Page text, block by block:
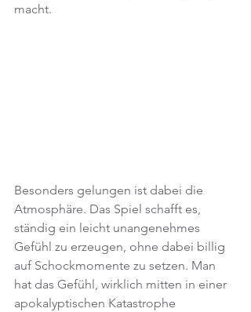
macht.
Besonders gelungen ist dabei die
Atmosphäre. Das Spiel schafft es,
ständig ein leicht unangenehmes
Gefühl zu erzeugen, ohne dabei billig
auf Schockmomente zu setzen. Man
hat das Gefühl, wirklich mitten in einer
apokalyptischen Katastrophe